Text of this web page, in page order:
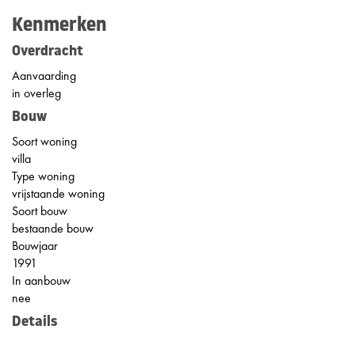
Kenmerken
Overdracht
Aanvaarding
in overleg
Bouw
Soort woning
villa
Type woning
vrijstaande woning
Soort bouw
bestaande bouw
Bouwjaar
1991
In aanbouw
nee
Details